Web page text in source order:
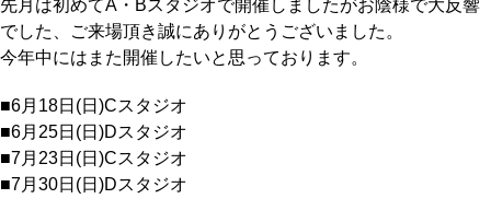
先月は初めてA・Bスタジオで開催しましたがお陰様で大反響
でした、ご来場頂き誠にありがとうございました。
今年中にはまた開催したいと思っております。
■6月18日(日)Cスタジオ
■6月25日(日)Dスタジオ
■7月23日(日)Cスタジオ
■7月30日(日)Dスタジオ